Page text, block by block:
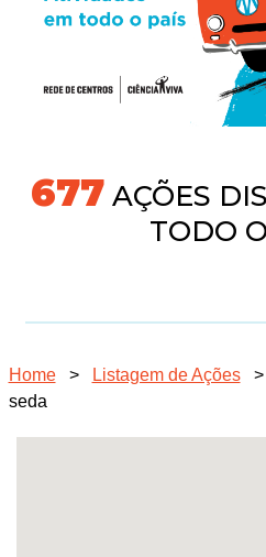
718AÇÕES
TODO
Home > Listagem de Ações >
seda